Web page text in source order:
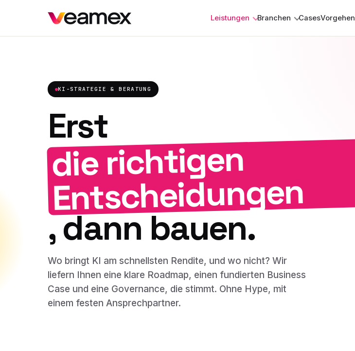
Leistungen Branchen CasesVorgehen
KI-STRATEGIE & BERATUNG
Erst
die richtigen
Entscheidungen
, dann bauen.
Wo bringt KI am schnellsten Rendite, und wo nicht? Wir
liefern Ihnen eine klare Roadmap, einen fundierten Business
Case und eine Governance, die stimmt. Ohne Hype, mit
einem festen Ansprechpartner.